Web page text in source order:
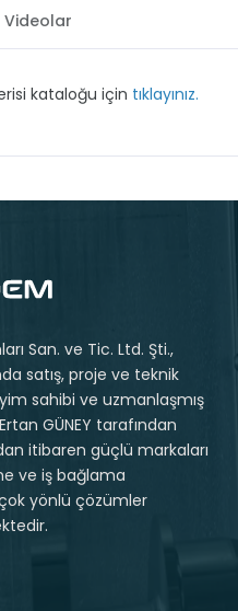
Videolar
kataloğu için tıklayınız.
San. ve Tic. Ltd. Şti.,
satış, proje ve teknik
sahibi ve uzmanlaşmış
GÜNEY tarafından
itibaren güçlü markaları
ve iş bağlama
yönlü çözümler